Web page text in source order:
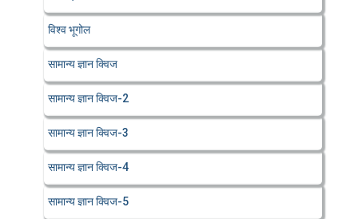
विश्व भूगोल
सामान्य ज्ञान क्विज
सामान्य ज्ञान क्विज-2
सामान्य ज्ञान क्विज-3
सामान्य ज्ञान क्विज-4
सामान्य ज्ञान क्विज-5